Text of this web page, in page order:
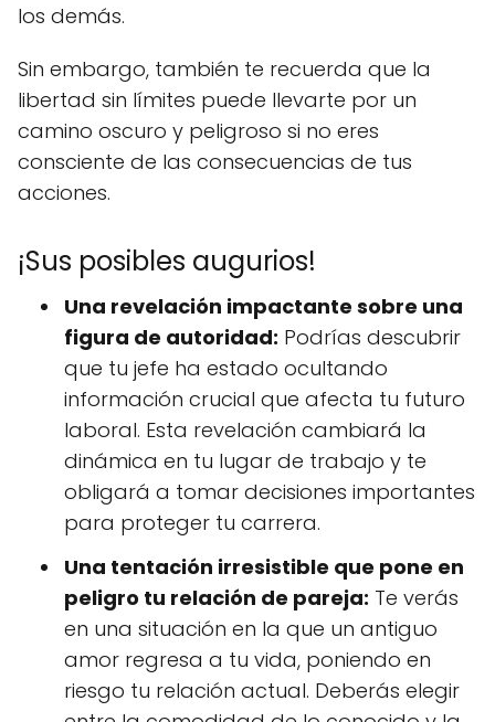
los demás.
Sin embargo, también te recuerda que la
libertad sin límites puede llevarte por un
camino oscuro y peligroso si no eres
consciente de las consecuencias de tus
acciones.
¡Sus posibles augurios!
Una revelación impactante sobre una
figura de autoridad: Podrías descubrir
que tu jefe ha estado ocultando
información crucial que afecta tu futuro
laboral. Esta revelación cambiará la
dinámica en tu lugar de trabajo y te
obligará a tomar decisiones importantes
para proteger tu carrera.
Una tentación irresistible que pone en
peligro tu relación de pareja: Te verás
en una situación en la que un antiguo
amor regresa a tu vida, poniendo en
riesgo tu relación actual. Deberás elegir